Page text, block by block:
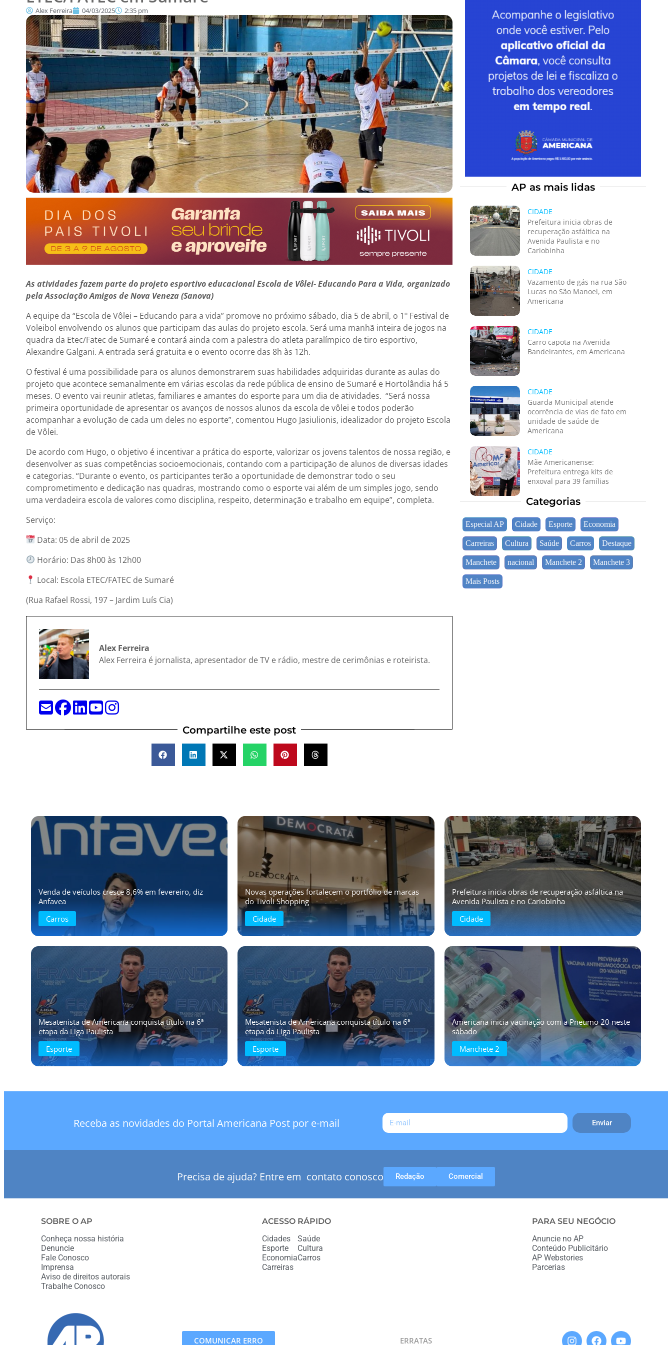
Alex Ferreira 04/03/2025 2:35 pm
As atividades fazem parte do projeto esportivo educacional Escola de Vôlei- Educando Para a Vida, organizado
pela Associação Amigos de Nova Veneza (Sanova)
A equipe da “Escola de Vôlei – Educando para a vida” promove no próximo sábado, dia 5 de abril, o 1º Festival de
Voleibol envolvendo os alunos que participam das aulas do projeto escola. Será uma manhã inteira de jogos na
quadra da Etec/Fatec de Sumaré e contará ainda com a palestra do atleta paralímpico de tiro esportivo,
Alexandre Galgani. A entrada será gratuita e o evento ocorre das 8h às 12h.
O festival é uma possibilidade para os alunos demonstrarem suas habilidades adquiridas durante as aulas do
projeto que acontece semanalmente em várias escolas da rede pública de ensino de Sumaré e Hortolândia há 5
meses. O evento vai reunir atletas, familiares e amantes do esporte para um dia de atividades. “Será nossa
primeira oportunidade de apresentar os avanços de nossos alunos da escola de vôlei e todos poderão
acompanhar a evolução de cada um deles no esporte”, comentou Hugo Jasiulionis, idealizador do projeto Escola
de Vôlei.
De acordo com Hugo, o objetivo é incentivar a prática do esporte, valorizar os jovens talentos de nossa região, e
desenvolver as suas competências socioemocionais, contando com a participação de alunos de diversas idades
e categorias. “Durante o evento, os participantes terão a oportunidade de demonstrar todo o seu
comprometimento e dedicação nas quadras, mostrando como o esporte vai além de um simples jogo, sendo
uma verdadeira escola de valores como disciplina, respeito, determinação e trabalho em equipe”, completa.
Serviço:
Data: 05 de abril de 2025
Horário: Das 8h00 às 12h00
Local: Escola ETEC/FATEC de Sumaré
(Rua Rafael Rossi, 197 – Jardim Luís Cia)
Alex Ferreira
Alex Ferreira é jornalista, apresentador de TV e rádio, mestre de cerimônias e roteirista.
Compartilhe este post
AP as mais lidas
CIDADE
Prefeitura inicia obras de
recuperação asfáltica na
Avenida Paulista e no
Cariobinha
CIDADE
Vazamento de gás na rua São
Lucas no São Manoel, em
Americana
CIDADE
Carro capota na Avenida
Bandeirantes, em Americana
CIDADE
Guarda Municipal atende
ocorrência de vias de fato em
unidade de saúde de
Americana
CIDADE
Mãe Americanense:
Prefeitura entrega kits de
enxoval para 39 famílias
Categorias
Especial AP Cidade Esporte Economia
Carreiras Cultura Saúde Carros Destaque
Manchete nacional Manchete 2 Manchete 3
Mais Posts
Venda de veículos cresce 8,6% em fevereiro, diz
Anfavea
Carros
Novas operações fortalecem o portfólio de marcas
do Tivoli Shopping
Cidade
Prefeitura inicia obras de recuperação asfáltica na
Avenida Paulista e no Cariobinha
Cidade
Mesatenista de Americana conquista título na 6ª
etapa da Liga Paulista
Esporte
Mesatenista de Americana conquista título na 6ª
etapa da Liga Paulista
Esporte
Americana inicia vacinação com a Pneumo 20 neste
sábado
Manchete 2
Receba as novidades do Portal Americana Post por e-mail Enviar
Precisa de ajuda? Entre em contato conosco Redação Comercial
SOBRE O AP
Conheça nossa história
Denuncie
Fale Conosco
Imprensa
Aviso de direitos autorais
Trabalhe Conosco
ACESSO RÁPIDO
Cidades
Esporte
Economia
Carreiras
Saúde
Cultura
Carros
PARA SEU NEGÓCIO
Anuncie no AP
Conteúdo Publicitário
AP Webstories
Parcerias
COMUNICAR ERRO ERRATAS